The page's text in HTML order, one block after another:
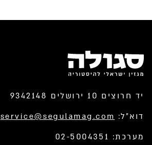
יד חרוצים 10 ירושלים 9342148
דוא”ל: service@segulamag.com
מערכת: 02-5004351